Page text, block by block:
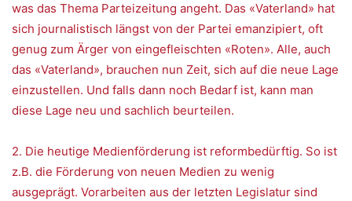
was das Thema Parteizeitung angeht. Das «Vaterland» hat
sich journalistisch längst von der Partei emanzipiert, oft
genug zum Ärger von eingefleischten «Roten». Alle, auch
das «Vaterland», brauchen nun Zeit, sich auf die neue Lage
einzustellen. Und falls dann noch Bedarf ist, kann man
diese Lage neu und sachlich beurteilen.
2. Die heutige Medienförderung ist reformbedürftig. So ist
z.B. die Förderung von neuen Medien zu wenig
ausgeprägt. Vorarbeiten aus der letzten Legislatur sind